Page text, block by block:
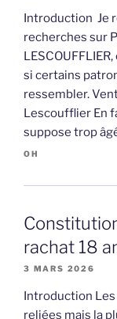
Introduction Je
recherches sur
si certains
ressembler.
Lescoufflier En
suppose trop
OH
rachat 18
3 MARS 2026
Introduction
reliées mais la